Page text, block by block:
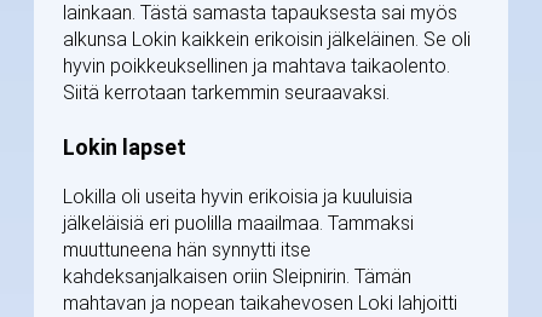
lainkaan. Tästä samasta tapauksesta sai myös
alkunsa Lokin kaikkein erikoisin jälkeläinen. Se oli
hyvin poikkeuksellinen ja mahtava taikaolento.
Siitä kerrotaan tarkemmin seuraavaksi.
Lokin lapset
Lokilla oli useita hyvin erikoisia ja kuuluisia
jälkeläisiä eri puolilla maailmaa. Tammaksi
muuttuneena hän synnytti itse
kahdeksanjalkaisen oriin Sleipnirin. Tämän
mahtavan ja nopean taikahevosen Loki lahjoitti